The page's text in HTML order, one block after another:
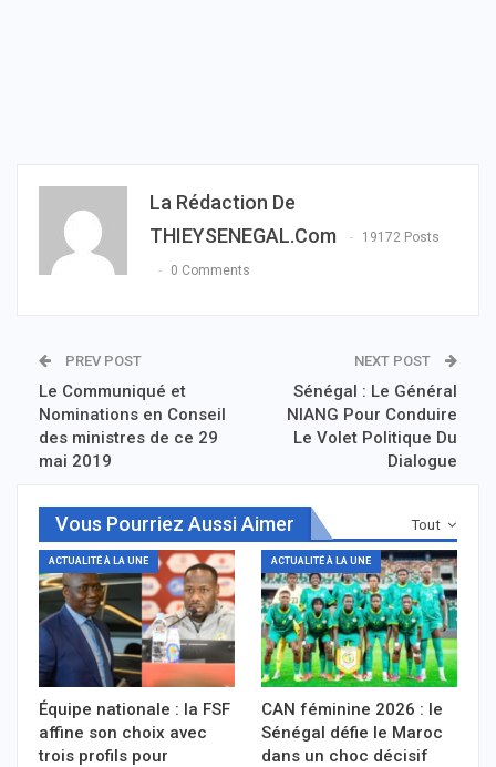
La Rédaction De
THIEYSENEGAL.com
19172 Posts
0 Comments
PREV POST
Le Communiqué et
Nominations en Conseil
des ministres de ce 29
mai 2019
NEXT POST
Sénégal : Le Général
NIANG Pour Conduire
Le Volet Politique Du
Dialogue
Tout
Vous Pourriez Aussi Aimer
ACTUALITÉ À LA UNE
Équipe nationale : la FSF
affine son choix avec
trois profils pour
ACTUALITÉ À LA UNE
CAN féminine 2026 : le
Sénégal défie le Maroc
dans un choc décisif